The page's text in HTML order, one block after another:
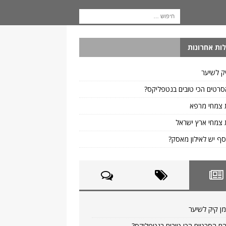
אחרונות
לשיער
הכי טובים בנטפליקס?
צמחי מרפא
צמחי ארץ ישראל
יש לאילון מאסק?
קיק לשיער